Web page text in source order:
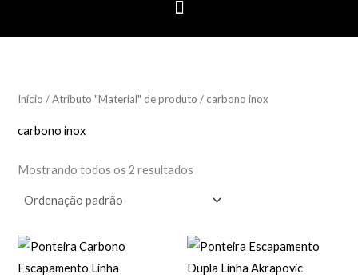
Início / Atributo "Material" de produto / carbono inox
carbono inox
Mostrando todos os 2 resultados